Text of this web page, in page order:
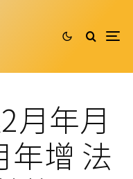
月年月
年增 法